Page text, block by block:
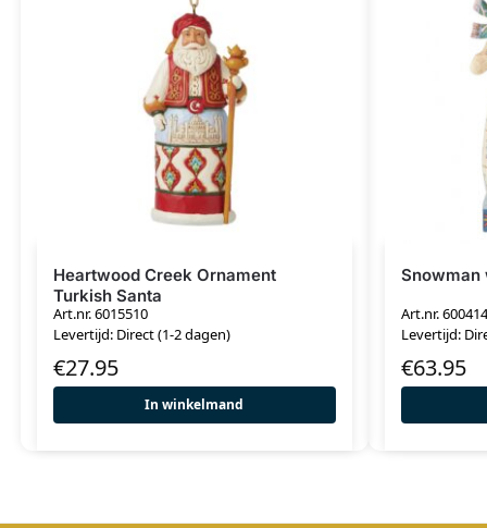
Heartwood Creek Ornament
Turkish Santa
Art.nr. 6015510
Levertijd: Direct (1-2 dagen)
€27.95
In winkelmand
Snowman
Art.nr.
Levertijd:
€63.95